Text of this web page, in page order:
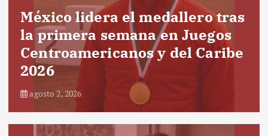
México lidera el medallero tras
la primera semana en Juegos
Centroamericanos y del Caribe
2026
agosto 2, 2026